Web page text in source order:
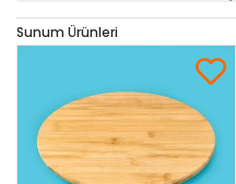
Sunum Ürünleri